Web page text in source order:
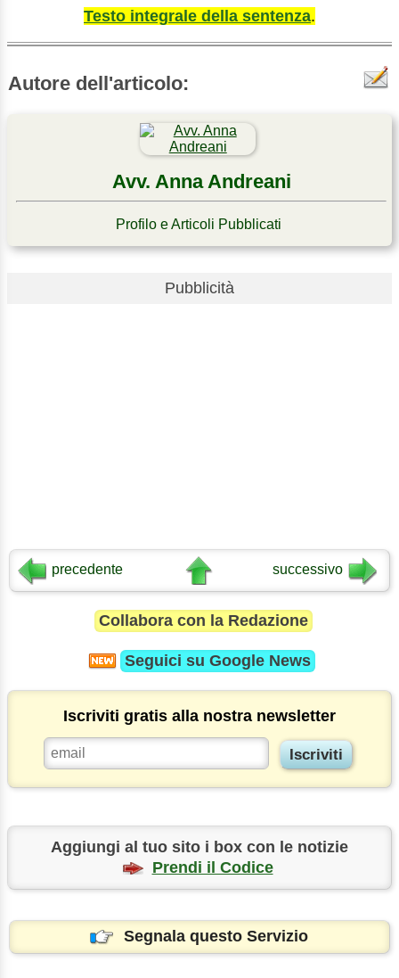
Testo integrale della sentenza.
Autore dell'articolo:
Avv. Anna Andreani
Profilo e Articoli Pubblicati
Pubblicità
precedente successivo
Collabora con la Redazione
Seguici su Google News
Iscriviti gratis alla nostra newsletter
Aggiungi al tuo sito i box con le notizie
Prendi il Codice
Segnala questo Servizio